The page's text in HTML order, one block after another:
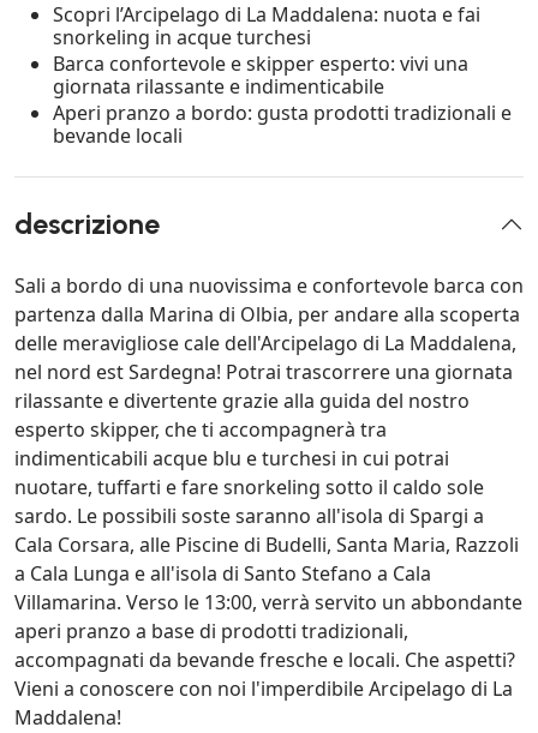
Scopri l’Arcipelago di La Maddalena: nuota e fai
snorkeling in acque turchesi
Barca confortevole e skipper esperto: vivi una
giornata rilassante e indimenticabile
Aperi pranzo a bordo: gusta prodotti tradizionali e
bevande locali
descrizione
Sali a bordo di una nuovissima e confortevole barca con
partenza dalla Marina di Olbia, per andare alla scoperta
delle meravigliose cale dell'Arcipelago di La Maddalena,
nel nord est Sardegna! Potrai trascorrere una giornata
rilassante e divertente grazie alla guida del nostro
esperto skipper, che ti accompagnerà tra
indimenticabili acque blu e turchesi in cui potrai
nuotare, tuffarti e fare snorkeling sotto il caldo sole
sardo. Le possibili soste saranno all'isola di Spargi a
Cala Corsara, alle Piscine di Budelli, Santa Maria, Razzoli
a Cala Lunga e all'isola di Santo Stefano a Cala
Villamarina. Verso le 13:00, verrà servito un abbondante
aperi pranzo a base di prodotti tradizionali,
accompagnati da bevande fresche e locali. Che aspetti?
Vieni a conoscere con noi l'imperdibile Arcipelago di La
Maddalena!